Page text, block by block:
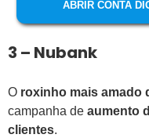
ABRIR CONTA
3 – Nubank
O roxinho mais amado
campanha de aumento
clientes.